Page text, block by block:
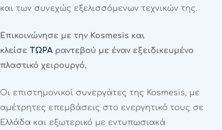
και των συνεχώς εξελισσόμενων τεχνικών της.
Επικοινώνησε με την Kosmesis και
κλείσε ΤΩΡΑ ραντεβού με έναν εξειδικευμένο
πλαστικό χειρουργό.
Οι επιστημονικοί συνεργάτες της Kosmesis, με
αμέτρητες επεμβάσεις στο ενεργητικό τους σε
Ελλάδα και εξωτερικό με εντυπωσιακά